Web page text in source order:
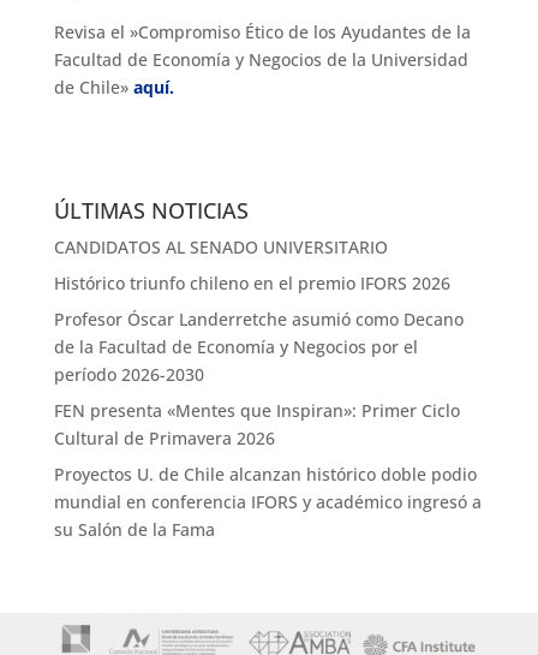
Revisa el »Compromiso Ético de los Ayudantes de la
Facultad de Economía y Negocios de la Universidad
de Chile» aquí.
ÚLTIMAS NOTICIAS
CANDIDATOS AL SENADO UNIVERSITARIO
Histórico triunfo chileno en el premio IFORS 2026
Profesor Óscar Landerretche asumió como Decano
de la Facultad de Economía y Negocios por el
período 2026-2030
FEN presenta «Mentes que Inspiran»: Primer Ciclo
Cultural de Primavera 2026
Proyectos U. de Chile alcanzan histórico doble podio
mundial en conferencia IFORS y académico ingresó a
su Salón de la Fama